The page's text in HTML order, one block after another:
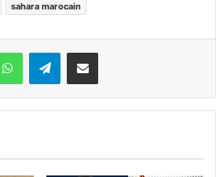
sahara marocain
WhatsApp Telegram